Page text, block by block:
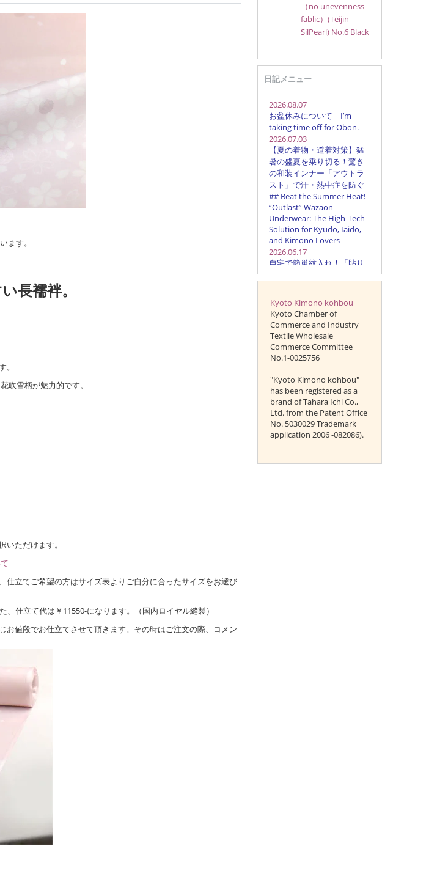
ます。
長襦袢。
吹雪柄が魅力的です。
いただけます。
立てご希望の方はサイズ表よりご自分に合ったサイズをお選び
仕立て代は￥11550-になります。（国内ロイヤル縫製）
値段でお仕立てさせて頂きます。その時はご注文の際、コメン
（no unevenness
fablic）(Teijin
SilPearl) No.6 Black
日記メニュー
Kyoto Kimono kohbou
Kyoto Chamber of
Commerce and Industry
Textile Wholesale
Commerce Committee
No.1-0025756
"Kyoto Kimono kohbou"
has been registered as a
brand of Tahara Ichi Co.,
Ltd. from the Patent Office
No. 5030029 Trademark
application 2006 -082086).